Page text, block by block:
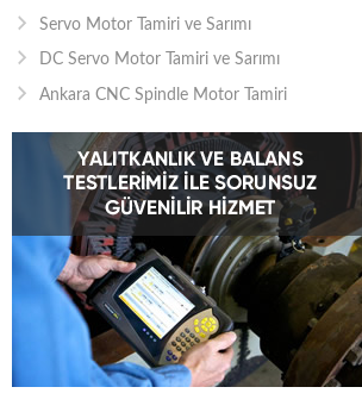
Servo Motor Tamiri ve Sarımı
DC Servo Motor Tamiri ve Sarımı
Ankara CNC Spindle Motor Tamiri